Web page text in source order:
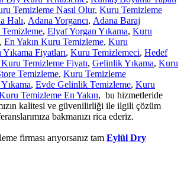
Temizleme Nasıl Olur, Kuru Temizleme
Halı, Adana Yorgancı, Adana Baraj
, Elyaf Yorgan Yıkama, Kuru
, En Yakın Kuru Temizleme, Kuru
Yıkama Fiyatları, Kuru Temizlemeci, Hedef
Temizleme Fiyatı, Gelinlik Yıkama, Kuru
Temizleme, Kuru Temizleme
, Evde Gelinlik Temizleme, Kuru
Temizleme En Yakın, bu hizmetleride
kalitesi ve güvenilirliği ile ilgili çözüm
bakmanızı rica ederiz.
firması arıyorsanız tam Eylül Dry